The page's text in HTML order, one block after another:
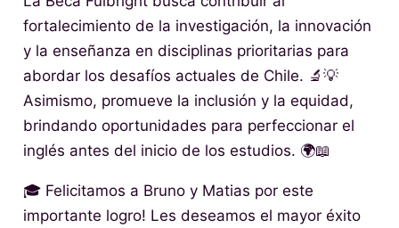
fortalecimiento de la investigación, la innovación
y la enseñanza en disciplinas prioritarias para
abordar los desafíos actuales de Chile. 🔬💡
Asimismo, promueve la inclusión y la equidad,
brindando oportunidades para perfeccionar el
inglés antes del inicio de los estudios. 🌍📖
🎓 Felicitamos a Bruno y Matias por este
importante logro! Les deseamos el mayor éxito